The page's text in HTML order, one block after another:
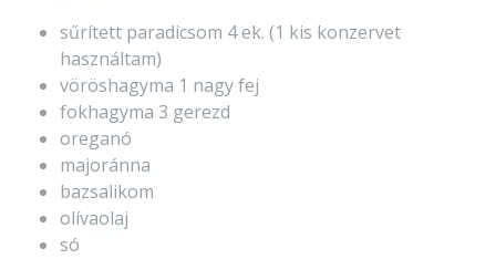
sűrített paradicsom 4 ek. (1 kis konzervet
használtam)
vöröshagyma 1 nagy fej
fokhagyma 3 gerezd
oreganó
majoránna
bazsalikom
olívaolaj
só